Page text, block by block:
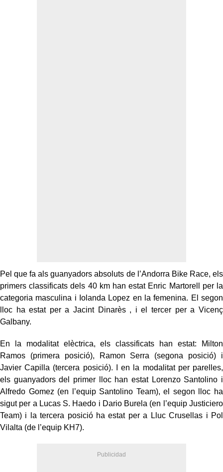
Pel que fa als guanyadors absoluts de l’Andorra Bike Race, els
primers classificats dels 40 km han estat Enric Martorell per la
categoria masculina i Iolanda Lopez en la femenina. El segon
lloc ha estat per a Jacint Dinarès , i el tercer per a Vicenç
Galbany.
En la modalitat elèctrica, els classificats han estat: Milton
Ramos (primera posició), Ramon Serra (segona posició) i
Javier Capilla (tercera posició). I en la modalitat per parelles,
els guanyadors del primer lloc han estat Lorenzo Santolino i
Alfredo Gomez (en l’equip Santolino Team), el segon lloc ha
sigut per a Lucas S. Haedo i Dario Burela (en l’equip Justiciero
Team) i la tercera posició ha estat per a Lluc Crusellas i Pol
Vilalta (de l’equip KH7).